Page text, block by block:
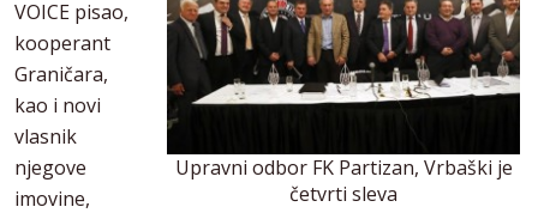
Upravni odbor FK Partizan, Vrbaški je
četvrti sleva
VOICE pisao,
kooperant
Graničara,
kao i novi
vlasnik
njegove
imovine,